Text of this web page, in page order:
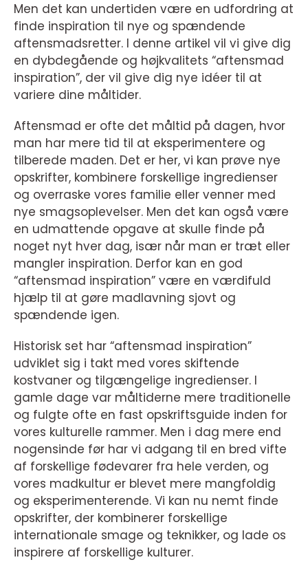
Men det kan undertiden være en udfordring at
finde inspiration til nye og spændende
aftensmadsretter. I denne artikel vil vi give dig
en dybdegående og højkvalitets “aftensmad
inspiration”, der vil give dig nye idéer til at
variere dine måltider.
Aftensmad er ofte det måltid på dagen, hvor
man har mere tid til at eksperimentere og
tilberede maden. Det er her, vi kan prøve nye
opskrifter, kombinere forskellige ingredienser
og overraske vores familie eller venner med
nye smagsoplevelser. Men det kan også være
en udmattende opgave at skulle finde på
noget nyt hver dag, især når man er træt eller
mangler inspiration. Derfor kan en god
“aftensmad inspiration” være en værdifuld
hjælp til at gøre madlavning sjovt og
spændende igen.
Historisk set har “aftensmad inspiration”
udviklet sig i takt med vores skiftende
kostvaner og tilgængelige ingredienser. I
gamle dage var måltiderne mere traditionelle
og fulgte ofte en fast opskriftsguide inden for
vores kulturelle rammer. Men i dag mere end
nogensinde før har vi adgang til en bred vifte
af forskellige fødevarer fra hele verden, og
vores madkultur er blevet mere mangfoldig
og eksperimenterende. Vi kan nu nemt finde
opskrifter, der kombinerer forskellige
internationale smage og teknikker, og lade os
inspirere af forskellige kulturer.